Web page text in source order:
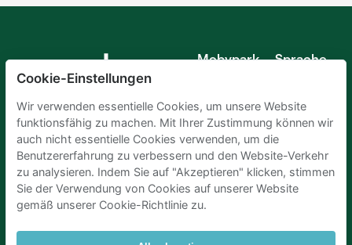
Mobypark
Sprache
Spanisch
Französisch
Italienisch
Niederländisch
Cookie-Einstellungen
Wir verwenden essentielle Cookies, um unsere Website
funktionsfähig zu machen. Mit Ihrer Zustimmung können wir
auch nicht essentielle Cookies verwenden, um die
Benutzererfahrung zu verbessern und den Website-Verkehr
zu analysieren. Indem Sie auf "Akzeptieren" klicken, stimmen
Sie der Verwendung von Cookies auf unserer Website
gemäß unserer Cookie-Richtlinie zu.